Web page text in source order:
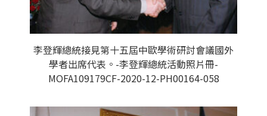
李登輝總統接見第十五屆中歐學術研討會議國外
學者出席代表。-李登輝總統活動照片冊-
MOFA109179CF-2020-12-PH00164-058